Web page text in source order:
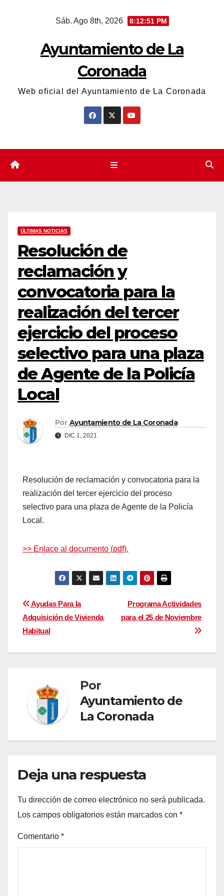
Sáb. Ago 8th, 2026 8:12:51 PM
Ayuntamiento de La
Coronada
Web oficial del Ayuntamiento de La Coronada
ÚLTIMAS NOTICIAS
Resolución de
reclamación y
convocatoria para la
realización del tercer
ejercicio del proceso
selectivo para una plaza
de Agente de la Policía
Local
Por Ayuntamiento de La Coronada
DIC 1, 2021
Resolución de reclamación y convocatoria para la
realización del tercer ejercicio del proceso
selectivo para una plaza de Agente de la Policía
Local.
>> Enlace al documento (pdf).
Navegación
de
entradas
Programa Actividades
para el 25 de Noviembre
Ayudas Para la
Adquisición de Vivienda
Habitual
Por
Ayuntamiento de
La Coronada
Deja una respuesta
Tu dirección de correo electrónico no será publicada.
Los campos obligatorios están marcados con *
Comentario *